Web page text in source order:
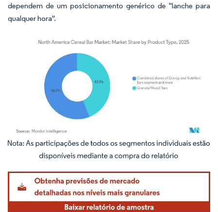
dependem de um posicionamento genérico de "lanche para
qualquer hora".
Imagem © Mordor Intelligence. O reuso requer atribuição conforme CC BY 4.0.